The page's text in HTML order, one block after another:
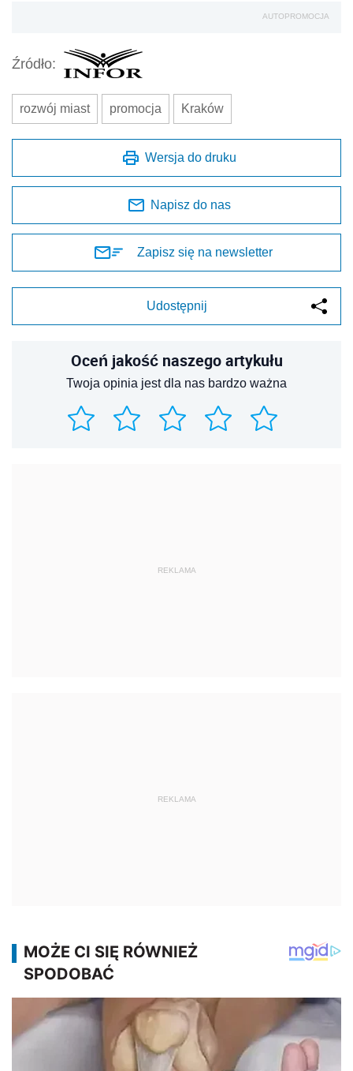
AUTOPROMOCJA
Źródło:
rozwój miast promocja Kraków
Wersja do druku
Napisz do nas
Zapisz się na newsletter
Udostępnij
Oceń jakość naszego artykułu
Twoja opinia jest dla nas bardzo ważna
REKLAMA
REKLAMA